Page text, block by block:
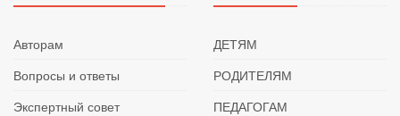
Авторам
Вопросы и ответы
Экспертный совет
ДЕТЯМ
РОДИТЕЛЯМ
ПЕДАГОГАМ